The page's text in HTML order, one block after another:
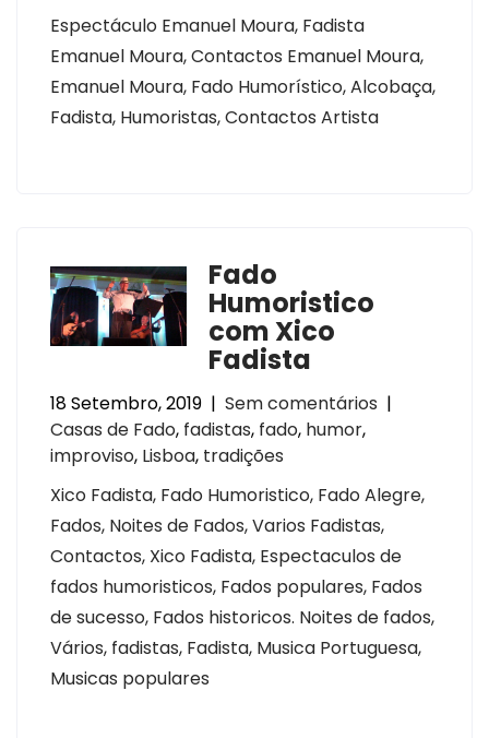
Espectáculo Emanuel Moura, Fadista
Emanuel Moura, Contactos Emanuel Moura,
Emanuel Moura, Fado Humorístico, Alcobaça,
Fadista, Humoristas, Contactos Artista
Fado
Humoristico
com Xico
Fadista
18 Setembro, 2019 | Sem comentários |
Casas de Fado, fadistas, fado, humor,
improviso, Lisboa, tradições
Xico Fadista, Fado Humoristico, Fado Alegre,
Fados, Noites de Fados, Varios Fadistas,
Contactos, Xico Fadista, Espectaculos de
fados humoristicos, Fados populares, Fados
de sucesso, Fados historicos. Noites de fados,
Vários, fadistas, Fadista, Musica Portuguesa,
Musicas populares